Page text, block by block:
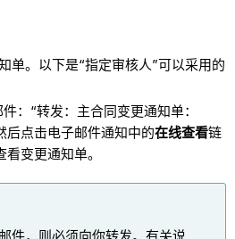
单。以下是“指定审核人”可以采用的
：“转发：主合同变更通知单：
后点击电子邮件通知中的在线查看链
变更通知单。